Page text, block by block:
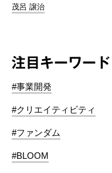
茂呂 譲治
注目キーワード
#事業開発
#クリエイティビティ
#ファンダム
#BLOOM